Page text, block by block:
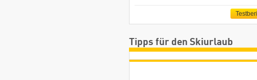
Tipps für den Skiurlaub